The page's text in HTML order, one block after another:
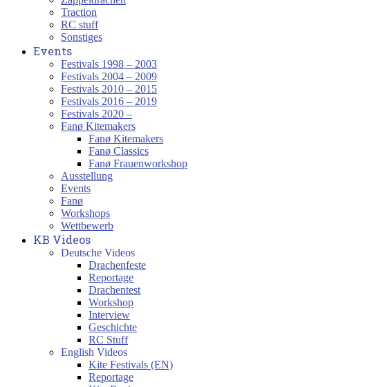
Traction
RC stuff
Sonstiges
Events
Festivals 1998 – 2003
Festivals 2004 – 2009
Festivals 2010 – 2015
Festivals 2016 – 2019
Festivals 2020 –
Fanø Kitemakers
Fanø Kitemakers
Fanø Classics
Fanø Frauenworkshop
Ausstellung
Events
Fanø
Workshops
Wettbewerb
KB Videos
Deutsche Videos
Drachenfeste
Reportage
Drachentest
Workshop
Interview
Geschichte
RC Stuff
English Videos
Kite Festivals (EN)
Reportage